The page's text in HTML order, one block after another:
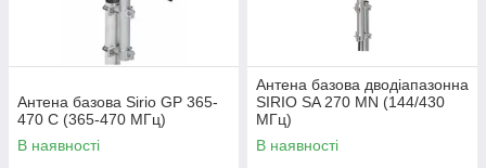
Антена базова Sirio GP 365-
470 C (365-470 МГц)
В наявності
Антена базова дводіапазонна
SIRIO SA 270 MN (144/430
МГц)
В наявності